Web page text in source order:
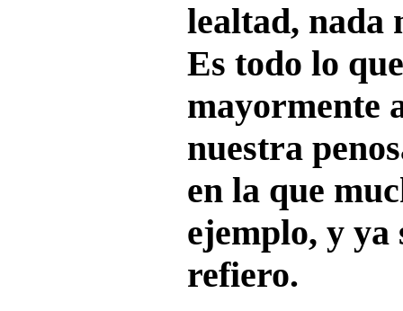
lealtad, nada
Es todo lo
mayormente
nuestra
en la que
ejemplo, y ya
refiero.